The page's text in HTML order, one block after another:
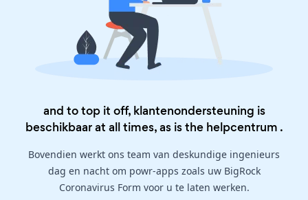
and to top it off, klantenondersteuning is
beschikbaar at all times, as is the helpcentrum .
Bovendien werkt ons team van deskundige ingenieurs
dag en nacht om powr-apps zoals uw BigRock
Coronavirus Form voor u te laten werken.